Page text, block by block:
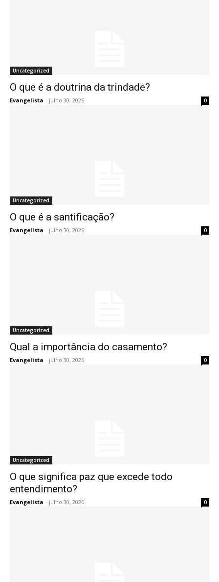
Uncategorized
O que é a doutrina da trindade?
Evangelista - julho 30, 2026 0
Uncategorized
O que é a santificação?
Evangelista - julho 30, 2026 0
Uncategorized
Qual a importância do casamento?
Evangelista - julho 30, 2026 0
Uncategorized
O que significa paz que excede todo
entendimento?
Evangelista - julho 30, 2026 0